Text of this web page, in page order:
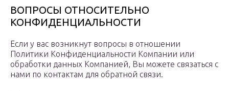
ВОПРОСЫ ОТНОСИТЕЛЬНО
КОНФИДЕНЦИАЛЬНОСТИ
Если у вас возникнут вопросы в отношении
Политики Конфиденциальности Компании или
обработки данных Компанией, Вы можете связаться с
нами по контактам для обратной связи.